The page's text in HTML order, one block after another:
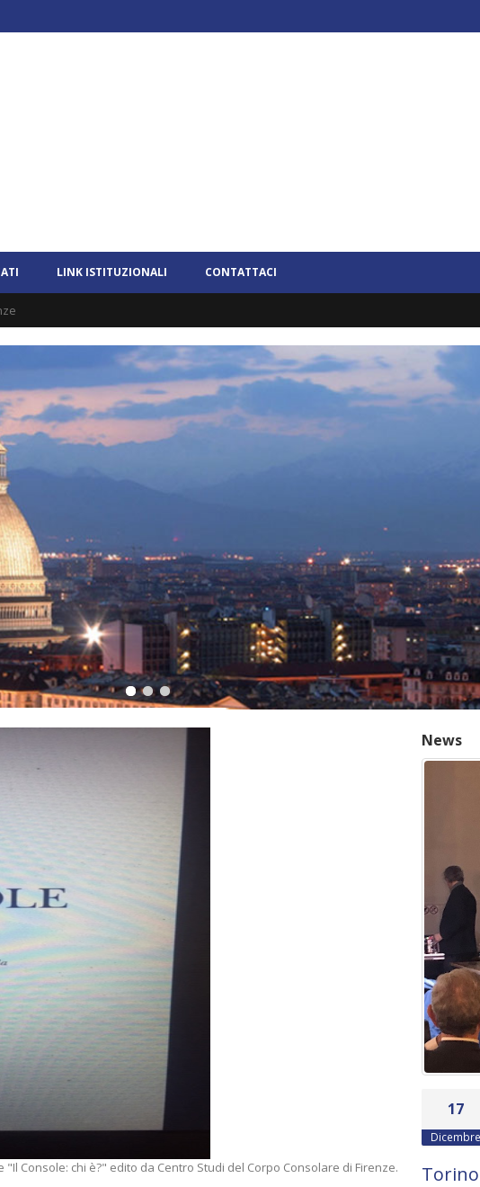
LINK ISTITUZIONALI CONTATTACI
Console: chi è?" edito da Centro Studi del Corpo Consolare di Firenze.
News
17
Dicembre
Torino